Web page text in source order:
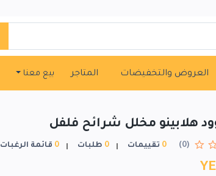
العروض والتخفيضات المتاجر بيع معنا
هلابينو مخلل شرائح فلفل
(0)
0 تقييمات 0 طلبات 0 قائمة الرغبات